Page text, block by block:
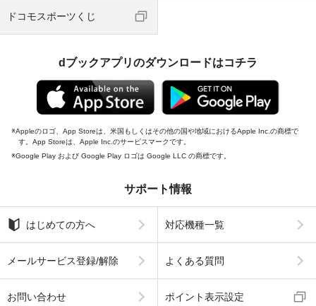
ドコモスポーツくじ
dブックアプリのダウンロードはコチラ
Appleのロゴ、App Storeは、米国もしくはその他の国や地域におけるApple Inc.の商標で
す。App Storeは、Apple Inc.のサービスマークです。
Google Play および Google Play ロゴは Google LLC の商標です。
サポート情報
はじめての方へ 対応機種一覧
メールサービス登録/解除 よくある質問
お問い合わせ ポイント表示設定